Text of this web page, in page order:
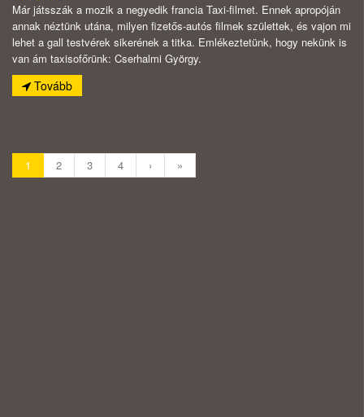
Már játsszák a mozik a negyedik francia Taxi-filmet. Ennek apropóján
annak néztünk utána, milyen fizetős-autós filmek születtek, és vajon mi
lehet a gall testvérek sikerének a titka. Emlékeztetünk, hogy nekünk is
van ám taxisofőrünk: Cserhalmi György.
Tovább
1 2 3 4 › »